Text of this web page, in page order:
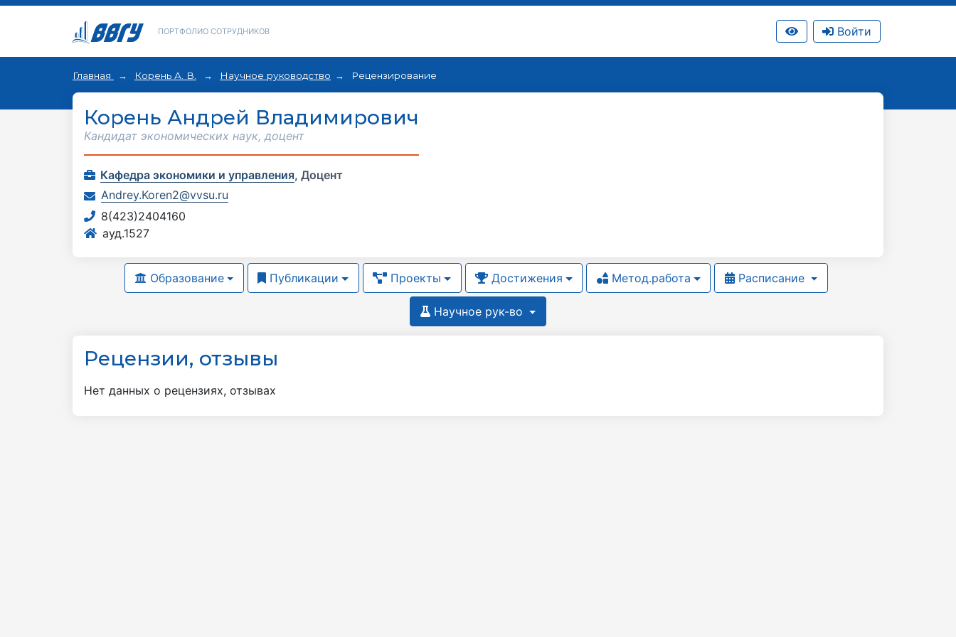
ПОРТФОЛИО СОТРУДНИКОВ Войти
Главная Корень А. В. Научное руководство Рецензирование
Корень Андрей Владимирович
Кандидат экономических наук, доцент
Кафедра экономики и управления, Доцент
Andrey.Koren2@vvsu.ru
8(423)2404160
ауд.1527
Образование Публикации Проекты Достижения Метод.работа Расписание
Научное рук-во
Рецензии, отзывы
Нет данных о рецензиях, отзывах